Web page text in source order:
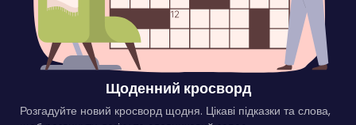
Щоденний кросворд
Розгадуйте новий кросворд щодня. Цікаві підказки та слова,